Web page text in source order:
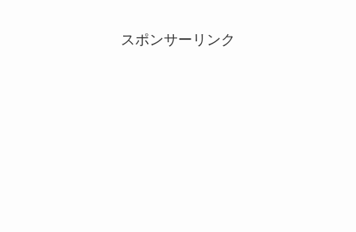
スポンサーリンク